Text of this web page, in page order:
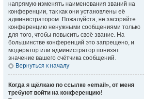
напрямую изменять наименования званий на
конференции, так как они установлены её
администратором. Пожалуйста, не засоряйте
конференцию ненужными сообщениями только
для того, чтобы повысить своё звание. На
большинстве конференций это запрещено, и
модератор или администратор понизят
значение вашего счётчика сообщений.
Вернуться к началу
Когда я щёлкаю по ссылке «email», от меня
требуют войти на конференцию!